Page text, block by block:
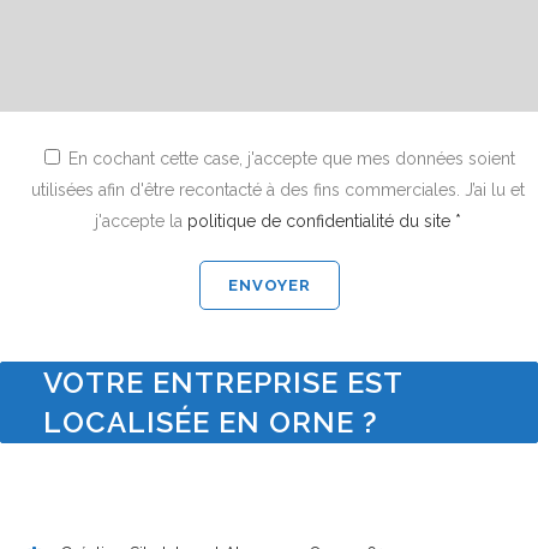
En cochant cette case, j'accepte que mes données soient
utilisées afin d'être recontacté à des fins commerciales. J’ai lu et
j'accepte la politique de confidentialité du site *
VOTRE ENTREPRISE EST
LOCALISÉE EN ORNE ?